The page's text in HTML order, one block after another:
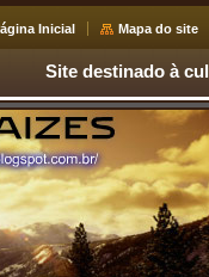
Inicial Mapa do site
Site destinado à